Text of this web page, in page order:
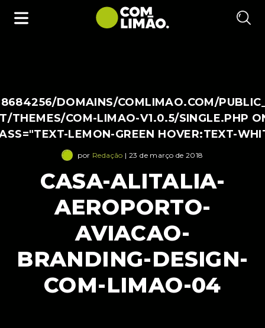
DOMAINS/COMLIMAO.COM/
THEMES/COM-LIMAO-V1.0.5/SINGLE.PHP
LEMON-GREEN HOVER:TEXT-
por Redação | 23 de março de 2018
CASA-ALITALIA-
AEROPORTO-
AVIACAO-
BRANDING-DESIGN-
COM-LIMAO-04